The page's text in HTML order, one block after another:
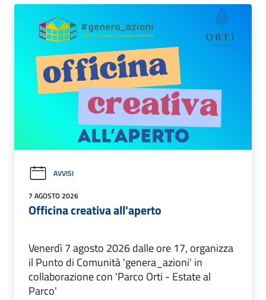
AVVISI
7 AGOSTO 2026
Officina creativa all'aperto
Venerdì 7 agosto 2026 dalle ore 17, organizza
il Punto di Comunità 'genera_azioni' in
collaborazione con 'Parco Orti - Estate al
Parco'